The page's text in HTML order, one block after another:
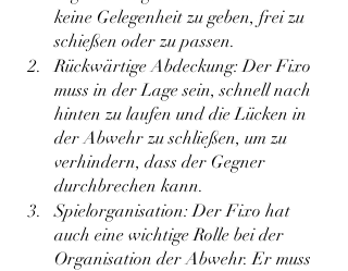
keine Gelegenheit zu geben, frei zu
schießen oder zu passen.
Rückwärtige Abdeckung: Der Fixo
muss in der Lage sein, schnell nach
hinten zu laufen und die Lücken in
der Abwehr zu schließen, um zu
verhindern, dass der Gegner
durchbrechen kann.
Spielorganisation: Der Fixo hat
auch eine wichtige Rolle bei der
Organisation der Abwehr. Er muss